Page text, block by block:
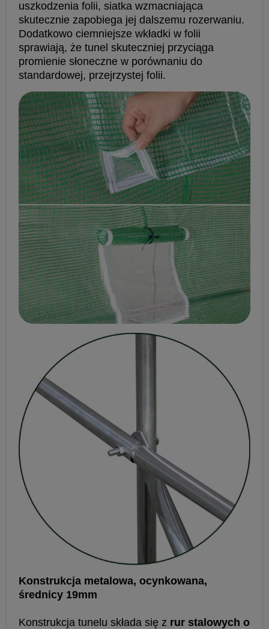
uszkodzenia folii, siatka wzmacniająca
skutecznie zapobiega jej dalszemu rozerwaniu.
Dodatkowo ciemniejsze wkładki w folii
sprawiają, że tunel skuteczniej przyciąga
promienie słoneczne w porównaniu do
standardowej, przejrzystej folii.
Konstrukcja metalowa, ocynkowana,
średnicy 19mm
Konstrukcja tunelu składa się z rur stalowych o